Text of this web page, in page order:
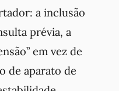
a inclusão
prévia, a
em vez de
de aparato de